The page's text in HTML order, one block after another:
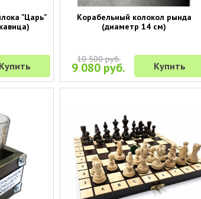
"Царь"
Купить
Корабельный колокол рында
(диаметр 14 см)
10 500 руб.
9 080 руб. Купить